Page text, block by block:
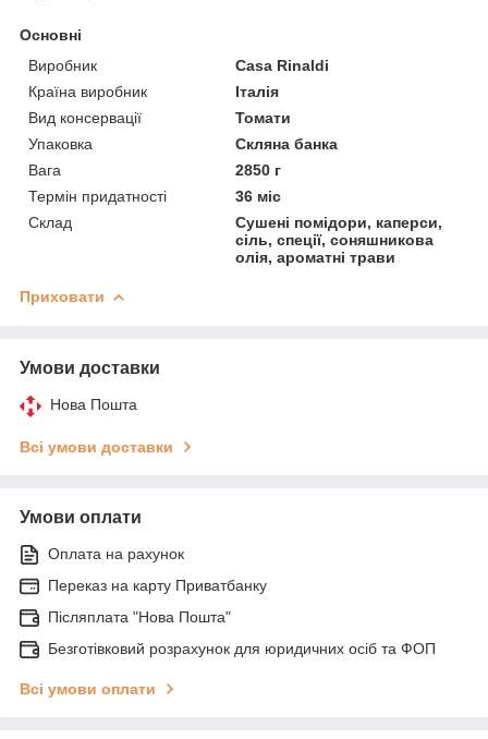
Основні
Виробник
Casa Rinaldi
Країна виробник
Італія
Вид консервації
Томати
Упаковка
Скляна банка
Вага
2850 г
Термін придатності
36 міс
Склад
Сушені помідори, каперси,
сіль, спеції, соняшникова
олія, ароматні трави
Приховати
Умови доставки
Нова Пошта
Всі умови доставки
Умови оплати
Оплата на рахунок
Переказ на карту Приватбанку
Післяплата "Нова Пошта"
Безготівковий розрахунок для юридичних осіб та ФОП
Всі умови оплати